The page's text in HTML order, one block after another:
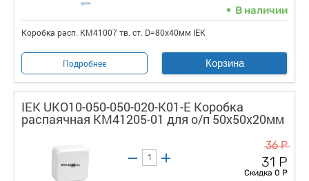
В наличии
Коробка расп. КМ41007 тв. ст. D=80х40мм IEK
Подробнее Корзина
IEK UKO10-050-050-020-K01-E Коробка
распаячная КМ41205-01 для о/п 50х50х20мм
36 Р
31 Р
Скидка 0 Р